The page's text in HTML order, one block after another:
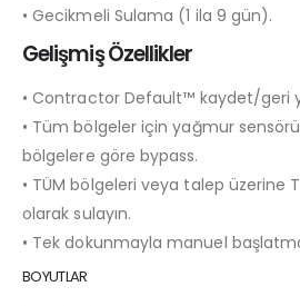
• Gecikmeli Sulama (1 ila 9 gün).
Gelişmiş Özellikler
• Contractor Default™ kaydet/geri
• Tüm bölgeler için yağmur sensörü
bölgelere göre bypass.
• TÜM bölgeleri veya talep üzerine
olarak sulayın.
• Tek dokunmayla manuel
BOYUTLAR